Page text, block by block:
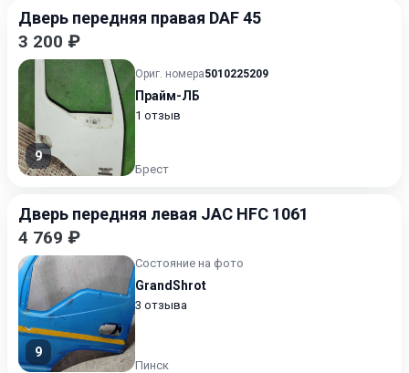
Дверь передняя правая DAF 45
3 200 ₽
9
Ориг. номера5010225209
Прайм-ЛБ
1 отзыв
Брест
Дверь передняя левая JAC HFC 1061
4 769 ₽
9
Состояние на фото
GrandShrot
3 отзыва
Пинск